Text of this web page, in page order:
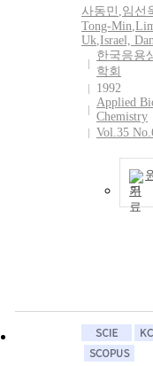
사동민 ,임선
Tong-Min,
Uk,Israel,
한국응용
학회
1992
Applied
Chemistry
Vol.35
기